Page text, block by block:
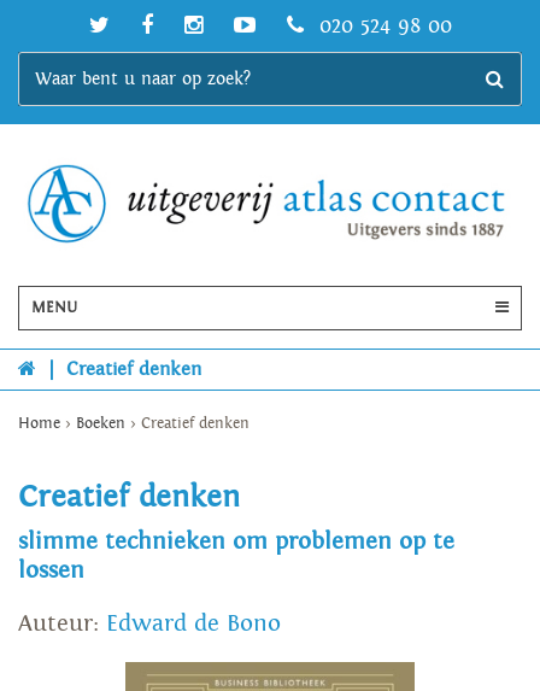
020 524 98 00
MENU
Creatief denken
Home > Boeken > Creatief denken
Creatief denken
slimme technieken om problemen op te
lossen
Auteur: Edward de Bono